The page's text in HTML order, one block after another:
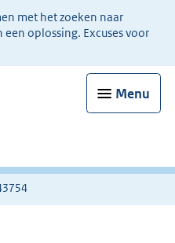
met het zoeken naar
oplossing. Excuses voor
Menu